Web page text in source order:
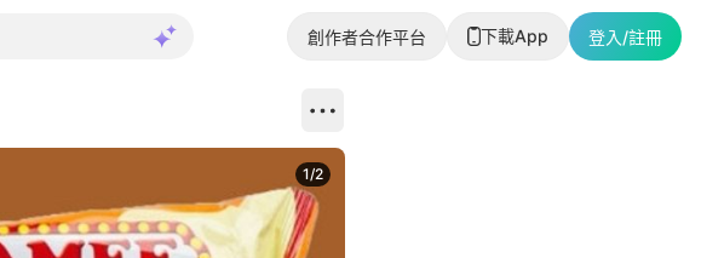
創作者合作平台 下載App 登入/註冊
1/2